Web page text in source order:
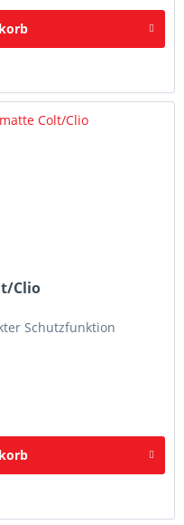
Clio
Schutzfunktion